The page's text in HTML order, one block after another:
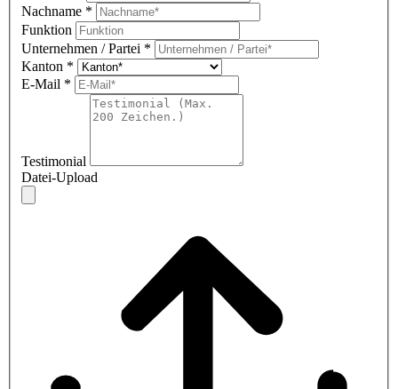
Nachname *
Funktion
Unternehmen / Partei *
Kanton *
E-Mail *
Testimonial
Datei-Upload